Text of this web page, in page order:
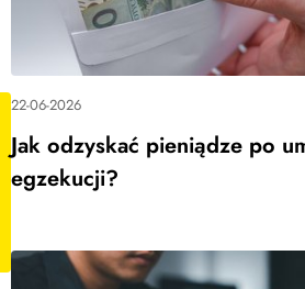
22-06-2026
Jak odzyskać pieniądze po
egzekucji?